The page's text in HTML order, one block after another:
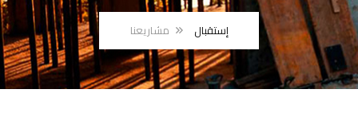
إستقبال مشاريعنا